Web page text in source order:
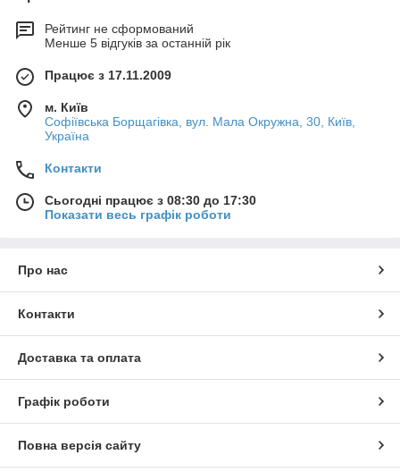
Рейтинг не сформований
Менше 5 відгуків за останній рік
Працює з 17.11.2009
м. Київ
Софіївська Борщагівка, вул. Мала Окружна, 30, Київ,
Україна
Контакти
Сьогодні працює з 08:30 до 17:30
Показати весь графік роботи
Про нас
Контакти
Доставка та оплата
Графік роботи
Повна версія сайту